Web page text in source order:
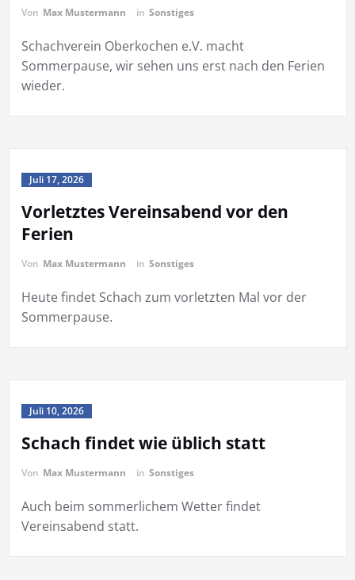
Von Max Mustermann in Sonstiges
Schachverein Oberkochen e.V. macht
Sommerpause, wir sehen uns erst nach den Ferien
wieder.
Juli 17, 2026
Vorletztes Vereinsabend vor den
Ferien
Von Max Mustermann in Sonstiges
Heute findet Schach zum vorletzten Mal vor der
Sommerpause.
Juli 10, 2026
Schach findet wie üblich statt
Von Max Mustermann in Sonstiges
Auch beim sommerlichem Wetter findet
Vereinsabend statt.